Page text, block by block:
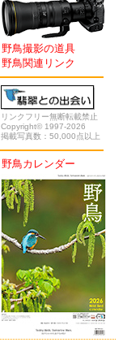
野鳥撮影の道具
野鳥関連リンク
リンクフリー無断転載禁止
Copyright© 1997-2026
掲載写真数：50,000点以上
野鳥カレンダー